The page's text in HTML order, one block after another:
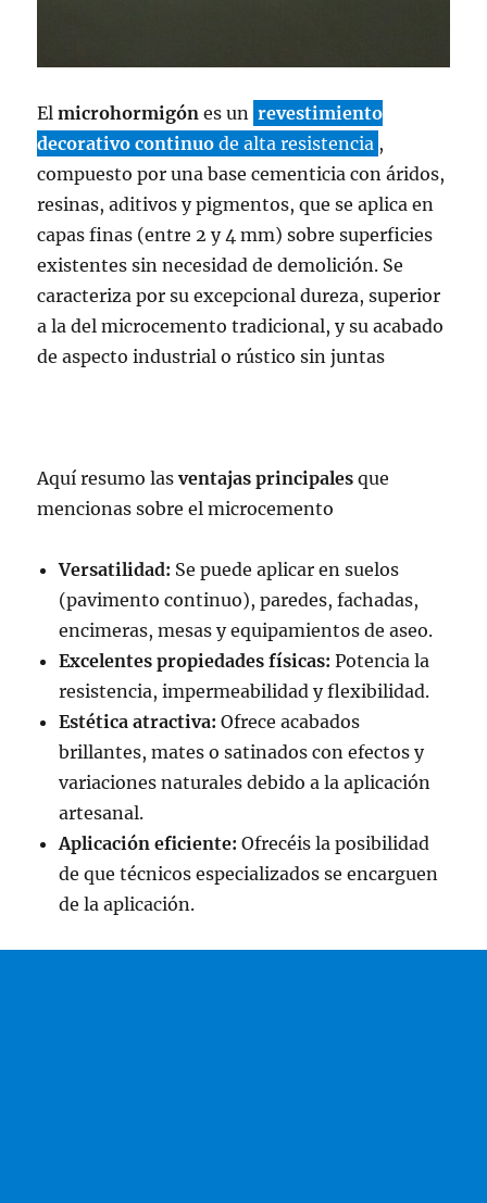
Elmicrohormigón es un revestimiento
decorativo continuo de alta resistencia ,
compuesto por una base cementicia con áridos,
resinas, aditivos y pigmentos, que se aplica en
capas finas (entre 2 y 4 mm) sobre superficies
existentes sin necesidad de demolición. Se
caracteriza por su excepcional dureza, superior
a la del microcemento tradicional, y su acabado
de aspecto industrial o rústico sin juntas
Aquí resumo lasventajas principales que
mencionas sobre el microcemento
Versatilidad: Se puede aplicar en suelos
(pavimento continuo), paredes, fachadas,
encimeras, mesas y equipamientos de aseo.
Excelentes propiedades físicas: Potencia la
resistencia, impermeabilidad y flexibilidad.
Estética atractiva: Ofrece acabados
brillantes, mates o satinados con efectos y
variaciones naturales debido a la aplicación
artesanal.
Aplicación eficiente: Ofrecéis la posibilidad
de que técnicos especializados se encarguen
de la aplicación.